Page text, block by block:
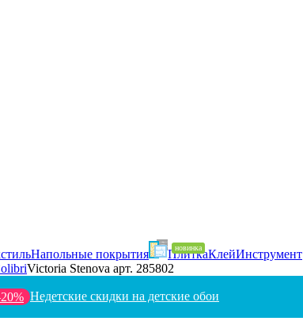
Напольные покрытия ПлиткаКлейИнструмент
Victoria Stenova арт. 285802
Недетские скидки на детские обои